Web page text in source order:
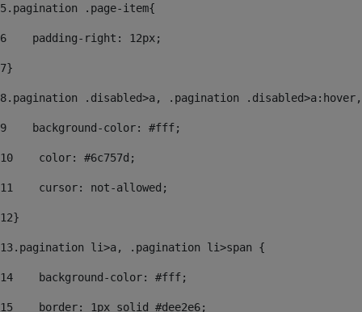
5.pagination .page-item{
6
    padding-right: 12px;
7}
8.pagination .disabled>a, .pagination
9
    background-color: #fff;
10
    color: #6c757d;
11
    cursor: not-allowed;
12}
13.pagination li>a, .pagination li>span {
14
    background-color: #fff;
15
    border: 1px solid #dee2e6;